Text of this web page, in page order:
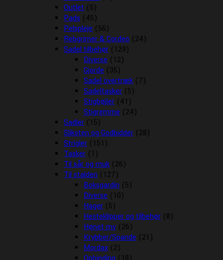
Outlet (5)
Pads (45)
Pelspleje (56)
Rebgrimer & Cordeo (24)
Sadel tilbehør (129)
Diverse (12)
Gjorde (35)
Sadel overtræk (7)
Sadeltasker (5)
Stigbøjler (41)
Stigremme (24)
Sadler (15)
Sliksten og Godbidder (28)
Strigler (151)
Tasker (1)
Til sår og muk (26)
Til stalden (127)
Boksgardin (5)
Diverse (10)
Hager (5)
Hesteklipper og tilbehør (8)
Hønet mv (26)
Krybber/Spande (21)
Mordax (2)